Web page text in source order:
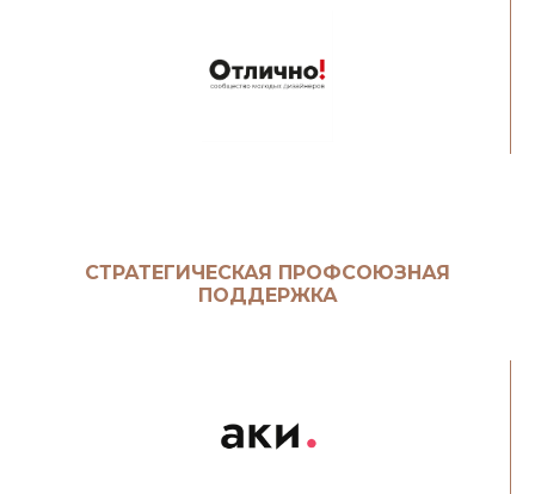
СТРАТЕГИЧЕСКАЯ ПРОФСОЮЗНАЯ
ПОДДЕРЖКА